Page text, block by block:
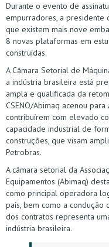
Durante o evento de
empurradores, a presidente
que existem mais nove
8 novas plataformas em
construídas.
A Câmara Setorial de
a indústria brasileira está
ampla e qualificada da
CSENO/Abimaq acenou
contribuírem com elevado
capacidade industrial de
construções, que visam
Petrobras.
A câmara setorial da
Equipamentos (Abimaq)
como principal operadora
país, bem como a condução
dos contratos representa
indústria brasileira.